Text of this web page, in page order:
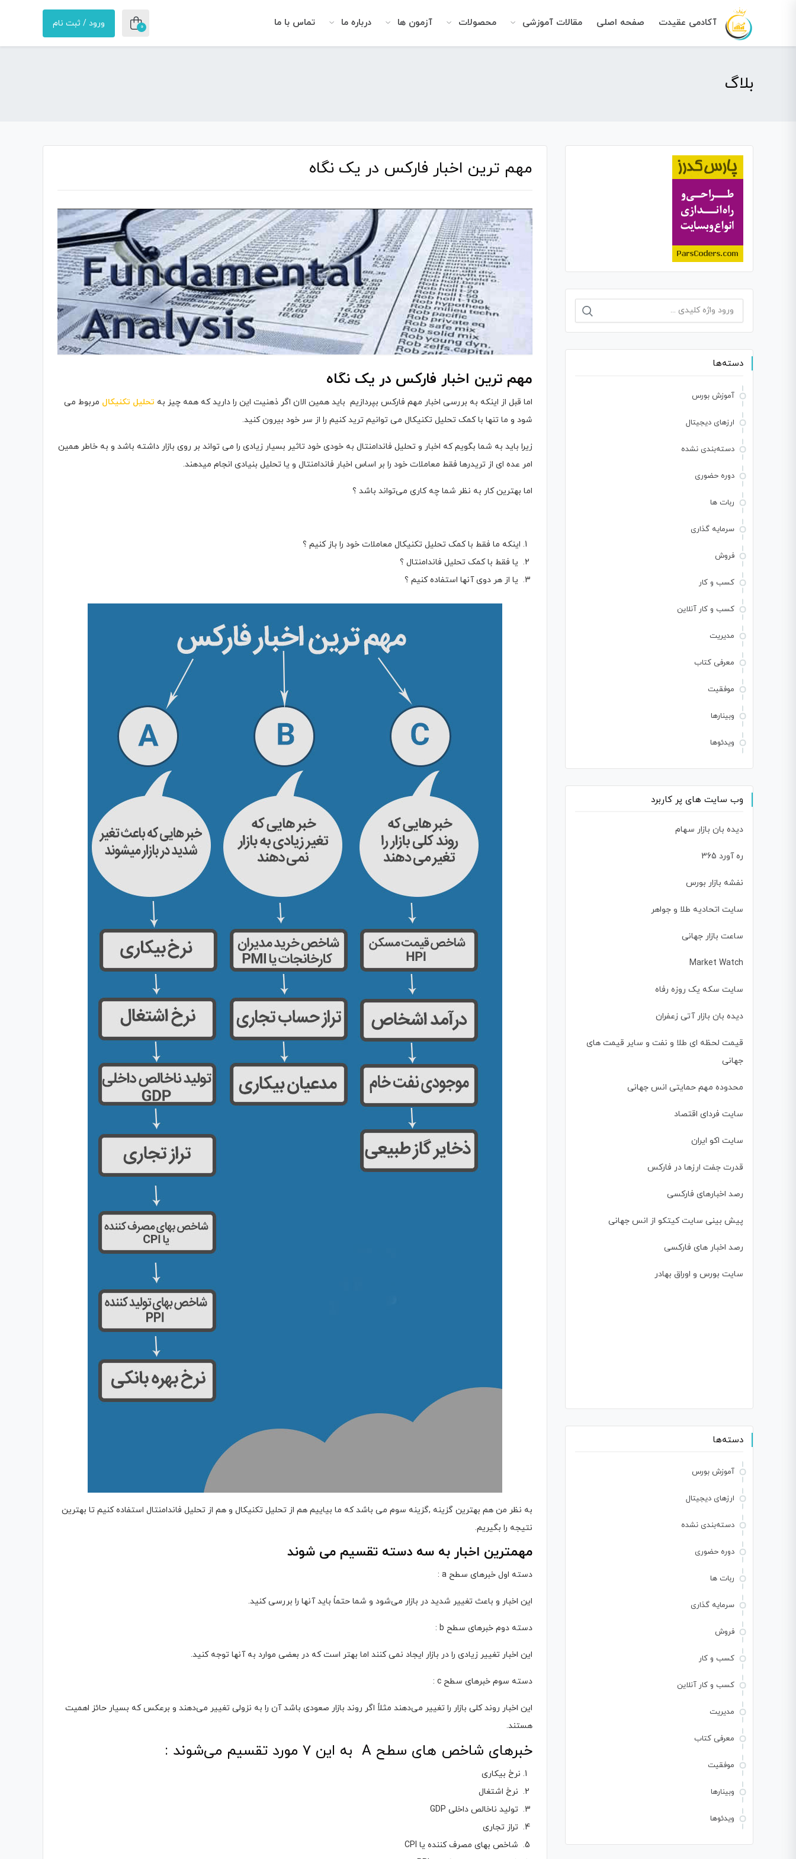
آکادمی عقیدت صفحه اصلی مقالات آموزشی محصولات آزمون ها درباره ما تماس با ما 0 ورود / ثبت نام
بلاگ
مهم ترین اخبار فارکس در یک نگاه
مهم ترین اخبار فارکس در یک نگاه
اما قبل از اینکه به بررسی اخبار مهم فارکس بپردازیم باید همین الان اگر ذهنیت این را دارید که همه چیز به تحلیل تکنیکال مربوط می
شود و ما تنها با کمک تحلیل تکنیکال می توانیم ترید کنیم را از سر خود بیرون کنید.
زیرا باید به شما بگویم که اخبار و تحلیل فاندامنتال به خودی خود تاثیر بسیار زیادی را می تواند بر روی بازار داشته باشد و به خاطر همین
امر عده ای از تریدرها فقط معاملات خود را بر اساس اخبار فاندامنتال و یا تحلیل بنیادی انجام میدهند.
اما بهترین کار به نظر شما چه کاری می‌تواند باشد ؟
اینکه ما فقط با کمک تحلیل تکنیکال معاملات خود را باز کنیم ؟
یا فقط با کمک تحلیل فاندامنتال ؟
یا از هر دوی آنها استفاده کنیم ؟
به نظر من هم بهترین گزینه ,گزینه سوم می باشد که ما بیاییم هم از تحلیل تکنیکال و هم از تحلیل فاندامنتال استفاده کنیم تا بهترین
نتیجه را بگیریم.
مهمترین اخبار به سه دسته تقسیم می شوند
دسته اول خبرهای سطح a :
این اخبار و باعث تغییر شدید در بازار می‌شود و شما حتماً باید آنها را بررسی کنید.
دسته دوم خبرهای سطح b :
این اخبار تغییر زیادی را در بازار ایجاد نمی کنند اما بهتر است که در بعضی موارد به آنها توجه کنید.
دسته سوم خبرهای سطح c :
این اخبار روند کلی بازار را تغییر می‌دهند مثلاً اگر روند بازار صعودی باشد آن را به نزولی تغییر می‌دهند و برعکس که بسیار حائز اهمیت
هستند.
خبرهای شاخص های سطح A به این ۷ مورد تقسیم می‌شوند :
نرخ بیکاری
نرخ اشتغال
تولید ناخالص داخلی GDP
تراز تجاری
شاخص بهای مصرف کننده یا CPI
جستجو
برای:
دسته‌ها
آموزش بورس
ارزهای دیجیتال
دسته‌بندی نشده
دوره حضوری
ربات ها
سرمایه گذاری
فروش
کسب و کار
کسب و کار آنلاین
مدیریت
معرفی کتاب
موفقیت
وبینارها
ویدئوها
وب سایت های پر کاربرد
دیده بان بازار سهام
ره آورد 365
نفشه بازار بورس
سایت اتحادیه طلا و جواهر
ساعت بازار جهانی
Market Watch
سایت سکه یک روزه رفاه
دیده بان بازار آتی زعفران
قیمت لحظه ای طلا و نفت و سایر قیمت های
جهانی
محدوده مهم حمایتی انس جهانی
سایت فردای اقتصاد
سایت اکو ایران
قدرت جفت ارزها در فارکس
رصد اخبارهای فارکسی
پیش بینی سایت کیتکو از انس جهانی
رصد اخبار های فارکسی
سایت بورس و اوراق بهادر
دسته‌ها
آموزش بورس
ارزهای دیجیتال
دسته‌بندی نشده
دوره حضوری
ربات ها
سرمایه گذاری
فروش
کسب و کار
کسب و کار آنلاین
مدیریت
معرفی کتاب
موفقیت
وبینارها
ویدئوها